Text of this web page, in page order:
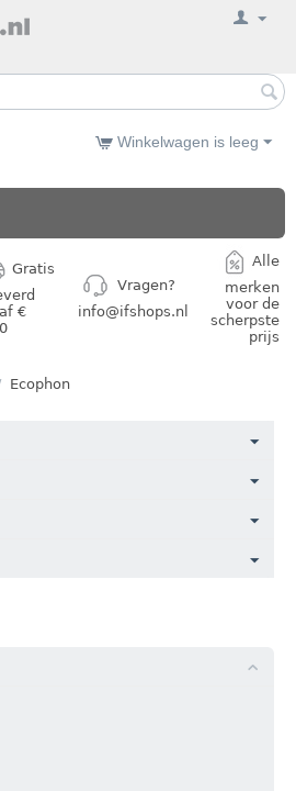
Winkelwagen is leeg
Gratis
€
Vragen?
info@ifshops.nl
Alle
merken
voor de
scherpste
prijs
Ecophon